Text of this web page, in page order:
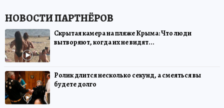
Скрытая камера на пляже Крыма: Что люди
вытворяют, когда их не видят...
Ролик длится несколько секунд, а смеяться вы
будете долго